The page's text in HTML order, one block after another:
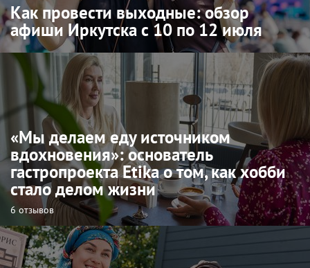
Как провести выходные: обзор
афиши Иркутска с 10 по 12 июля
«Мы делаем еду источником
вдохновения»: основатель
гастропроекта Etika о том, как хобби
стало делом жизни
6 отзывов